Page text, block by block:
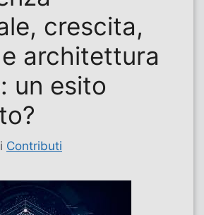
crescita,
architettura
un esito
Contributi